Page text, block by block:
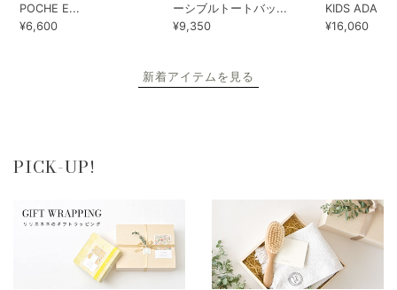
POCHE E...
¥6,600
ーシブルトートバッ...
¥9,350
KIDS ADA...
¥16,060
新着アイテムを見る
PICK-UP!